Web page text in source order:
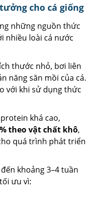
cho cá giống
những nguồn thức
nhiều loài cá nước
thước nhỏ, bơi liên
năng săn mồi của cá.
với khi sử dụng thức
khá cao,
theo vật chất khô,
quá trình phát triển
khoảng 3–4 tuần
ưu vì: